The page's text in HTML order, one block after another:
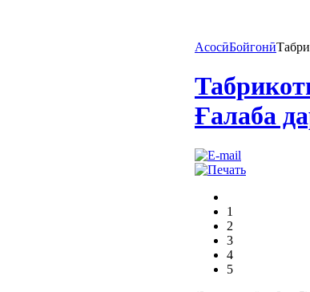
АсосӣБойгонӣ
Ғалаба
1
2
3
4
5